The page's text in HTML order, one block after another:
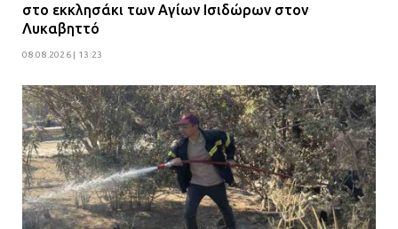
στο εκκλησάκι των Αγίων Ισιδώρων στον
Λυκαβηττό
08.08.2026 | 13:23